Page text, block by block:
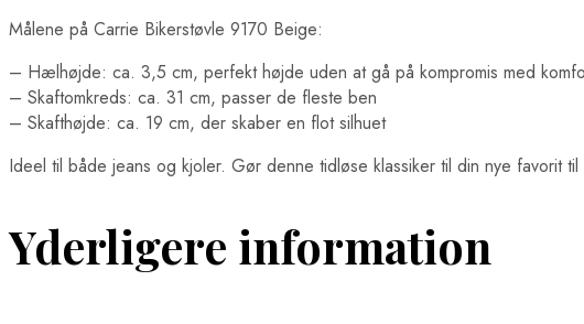
Målene på Carrie Bikerstøvle 9170 Beige:
– Hælhøjde: ca. 3,5 cm, perfekt højde uden at gå på kompromis med
– Skaftomkreds: ca. 31 cm, passer de fleste ben
– Skafthøjde: ca. 19 cm, der skaber en flot silhuet
Ideel til både jeans og kjoler. Gør denne tidløse klassiker til din nye favorit
Yderligere information